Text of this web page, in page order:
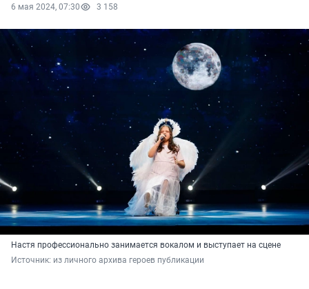
6 мая 2024, 07:30 3 158
Настя профессионально занимается вокалом и выступает на сцене
Источник: из личного архива героев публикации